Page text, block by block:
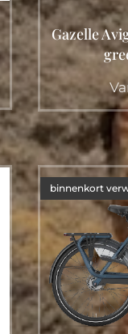
Gazelle
binnenkort